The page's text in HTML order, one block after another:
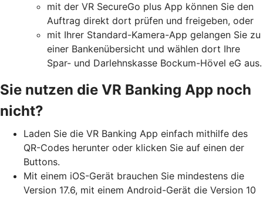
mit der VR SecureGo plus App können Sie den
Auftrag direkt dort prüfen und freigeben, oder
mit Ihrer Standard-Kamera-App gelangen Sie zu
einer Bankenübersicht und wählen dort Ihre
Spar- und Darlehnskasse Bockum-Hövel eG aus.
Sie nutzen die VR Banking App noch
nicht?
Laden Sie die VR Banking App einfach mithilfe des
QR-Codes herunter oder klicken Sie auf einen der
Buttons.
Mit einem iOS-Gerät brauchen Sie mindestens die
Version 17.6, mit einem Android-Gerät die Version 10